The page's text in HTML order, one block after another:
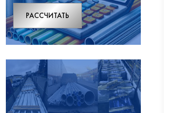
РАCСЧИТАТЬ